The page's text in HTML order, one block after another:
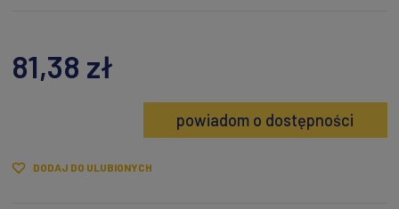
81,38 zł
powiadom o dostępności
DODAJ DO ULUBIONYCH